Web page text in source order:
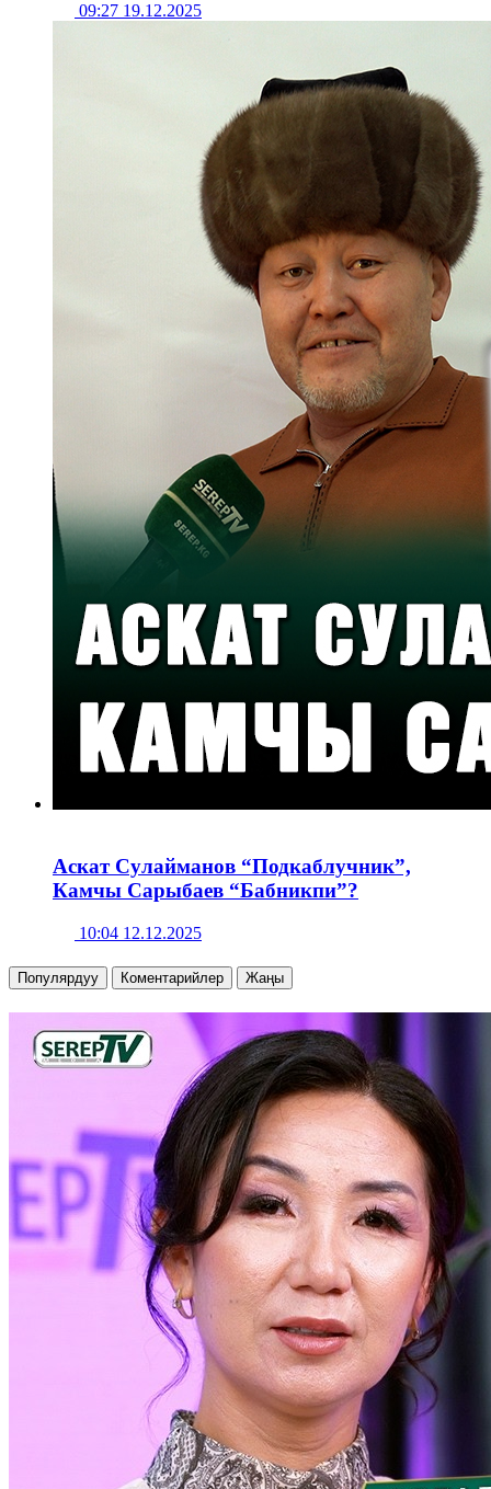
09:27 19.12.2025
Аскат Сулайманов “Подкаблучник”,
Камчы Сарыбаев “Бабникпи”?
10:04 12.12.2025
Популярдуу Коментарийлер Жаңы